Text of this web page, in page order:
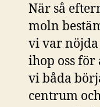
När så
moln
vi var nöjda
ihop oss
vi båda
centrum